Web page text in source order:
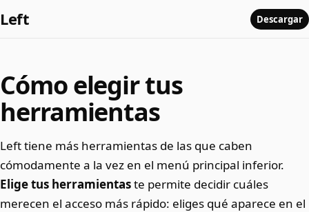
Left Descargar
Cómo elegir tus
herramientas
Left tiene más herramientas de las que caben
cómodamente a la vez en el menú principal inferior.
Elige tus herramientaste permite decidir cuáles
merecen el acceso más rápido: eliges qué aparece en el